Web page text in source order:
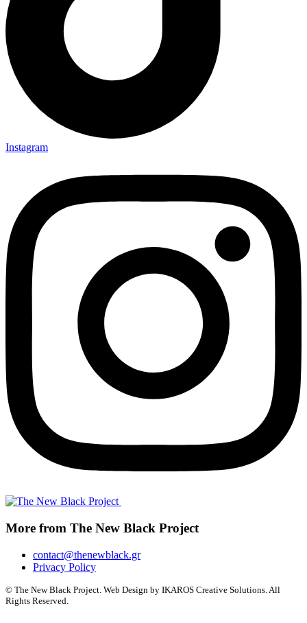
Instagram
More from The New Black Project
contact@thenewblack.gr
Privacy Policy
© The New Black Project. Web Design by IKAROS Creative Solutions. All
Rights Reserved.